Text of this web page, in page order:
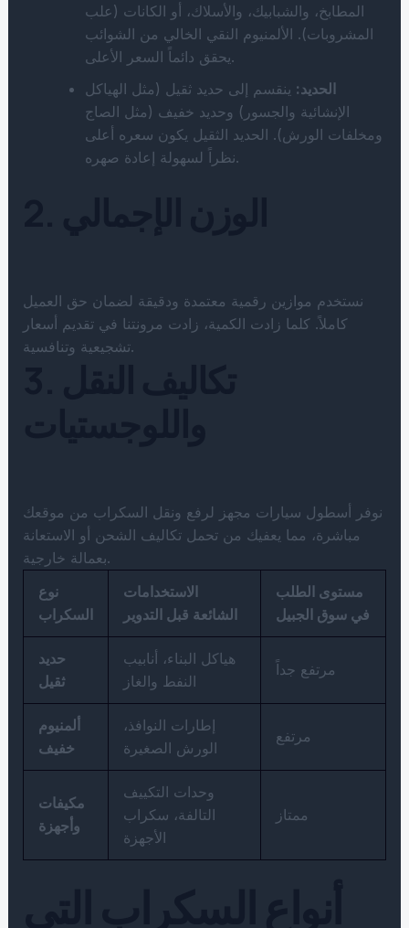
المطابخ، والشبابيك، والأسلاك، أو الكانات (علب
المشروبات). الألمنيوم النقي الخالي من الشوائب
يحقق دائماً السعر الأعلى.
الحديد: ينقسم إلى حديد ثقيل (مثل الهياكل
الإنشائية والجسور) وحديد خفيف (مثل الصاج
ومخلفات الورش). الحديد الثقيل يكون سعره أعلى
نظراً لسهولة إعادة صهره.
نستخدم موازين رقمية معتمدة ودقيقة لضمان حق العميل
كاملاً. كلما زادت الكمية، زادت مرونتنا في تقديم أسعار
تشجيعية وتنافسية.
نوفر أسطول سيارات مجهز لرفع ونقل السكراب من موقعك
مباشرة، مما يعفيك من تحمل تكاليف الشحن أو الاستعانة
بعمالة خارجية.
نوع
السكراب
الاستخدامات
الشائعة قبل التدوير
مستوى الطلب
في سوق الجبيل
حديد
ثقيل
هياكل البناء، أنابيب
النفط والغاز
مرتفع جداً
ألمنيوم
خفيف
إطارات النوافذ،
الورش الصغيرة
مرتفع
مكيفات
وأجهزة
وحدات التكييف
التالفة، سكراب
الأجهزة
ممتاز